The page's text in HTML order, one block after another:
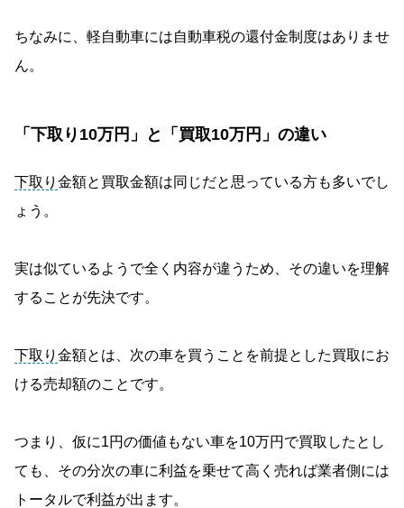
ちなみに、軽自動車には自動車税の還付金制度はありませ
ん。
「下取り10万円」と「買取10万円」の違い
下取り 金額と買取金額は同じだと思っている方も多いでし
ょう。
実は似ているようで全く内容が違うため、その違いを理解
することが先決です。
下取り 金額とは、次の車を買うことを前提とした買取にお
ける売却額のことです。
つまり、仮に1円の価値もない車を10万円で買取したとし
ても、その分次の車に利益を乗せて高く売れば業者側には
トータルで利益が出ます。